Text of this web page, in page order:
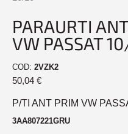
PARAURTI
VW PASSAT
COD: 2VZK2
50,04 €
P/TI ANT PRIM VW
3AA807221GRU